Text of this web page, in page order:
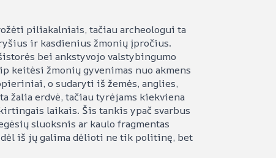
piliakalniais, tačiau archeologui ta
ir kasdienius žmonių įpročius.
bei ankstyvojo valstybingumo
keitėsi žmonių gyvenimas nuo akmens
o sudaryti iš žemės, anglies,
žalia erdvė, tačiau tyrėjams kiekviena
laikais. Šis tankis ypač svarbus
sluoksnis ar kaulo fragmentas
iš jų galima dėlioti ne tik politinę, bet